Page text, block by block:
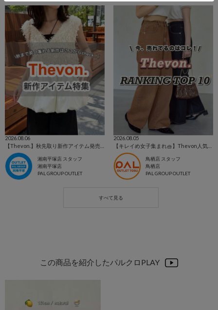
2026.08.06
湘南平塚店 スタッフ
湘南平塚店
PAL GROUP OUTLET
2026.08.05
【キレイめ女子集まれ🧺】Thevon人気ランキングTOP10📣
鳥栖店 スタッフ
鳥栖店
PAL GROUP OUTLET
この商品を紹介したパルクロPLAY